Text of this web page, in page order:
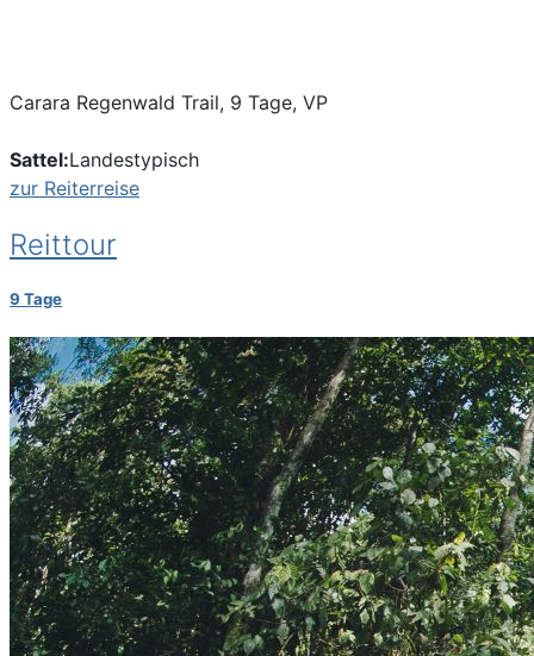
Carara Regenwald Trail, 9 Tage, VP
Sattel:Landestypisch
zur Reiterreise
Reittour
9 Tage